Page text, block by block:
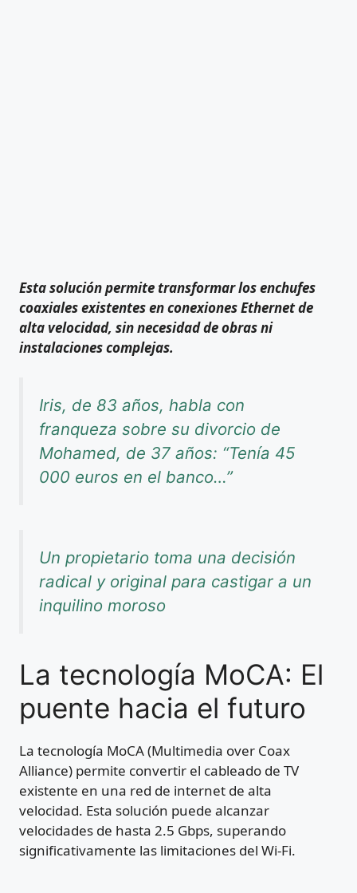
Esta solución permite transformar los enchufes
coaxiales existentes en conexiones Ethernet de
alta velocidad, sin necesidad de obras ni
instalaciones complejas.
Iris, de 83 años, habla con
franqueza sobre su divorcio de
Mohamed, de 37 años: “Tenía 45
000 euros en el banco…”
Un propietario toma una decisión
radical y original para castigar a un
inquilino moroso
La tecnología MoCA: El
puente hacia el futuro
La tecnología MoCA (Multimedia over Coax
Alliance) permite convertir el cableado de TV
existente en una red de internet de alta
velocidad. Esta solución puede alcanzar
velocidades de hasta 2.5 Gbps, superando
significativamente las limitaciones del Wi-Fi.